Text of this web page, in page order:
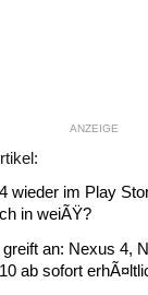
ANZEIGE
wieder im Play
in weiÃŸ?
an: Nexus 4,
ab sofort